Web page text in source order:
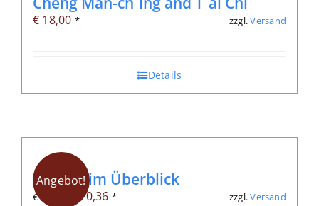
€ 18,00 * zzgl.Versand
Details
Angebot!
Qigong im Überblick
€14,80
Ursprünglicher
10,36Aktueller
* zzgl.Versand